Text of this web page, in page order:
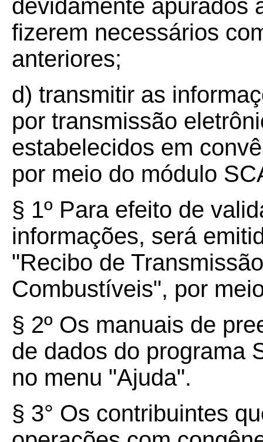
devidamente apurados
fizerem necessários
anteriores;
d) transmitir as
por transmissão
estabelecidos em
por meio do módulo
§ 1º Para efeito de
informações, será
"Recibo de
Combustíveis", por
§ 2º Os manuais de
de dados do programa
no menu "Ajuda".
§ 3° Os contribuintes